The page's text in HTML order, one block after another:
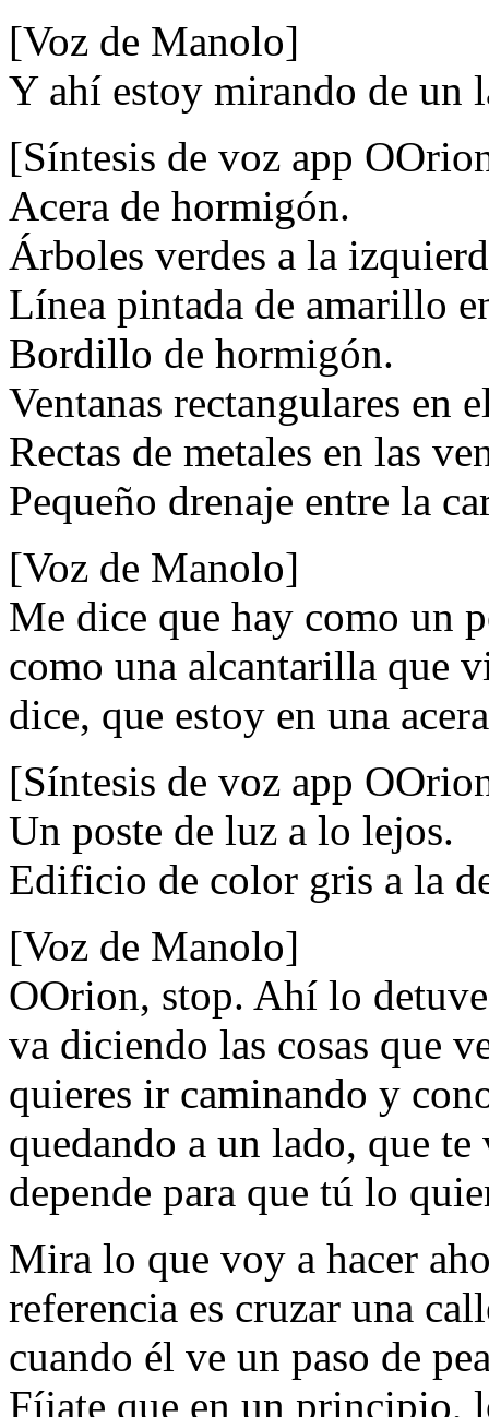
[Voz de Manolo]
Y ahí estoy mirando de un
[Síntesis de voz app
Acera de hormigón.
Árboles verdes a la
Línea pintada de amarillo
Bordillo de hormigón.
Ventanas rectangulares en
Rectas de metales en las
Pequeño drenaje entre la
[Voz de Manolo]
Me dice que hay como un
como una alcantarilla que
dice, que estoy en una
[Síntesis de voz app
Un poste de luz a lo lejos.
Edificio de color gris a la
[Voz de Manolo]
OOrion, stop. Ahí lo
va diciendo las cosas que
quieres ir caminando y
quedando a un lado, que
depende para que tú lo
Mira lo que voy a hacer
referencia es cruzar una
cuando él ve un paso de
Fíjate que en un principio,